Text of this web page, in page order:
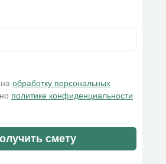
наобработку персональных
политике конфиденциальности
смету